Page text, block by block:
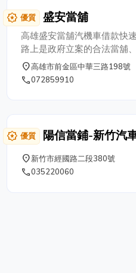
當鋪免留車、免保人也可申
助您輕鬆解決資金問題。我
保障客戶隱私，打造值得信
award_star 優質 盛安當舖
高雄盛安當舖汽機車借款快
路上是政府立案的合法當舖
薦。提供專業的前金區汽車
土地二胎貸款、他行轉貸降
周轉免留車、個人貸款、軍
名牌錶借錢、黃金買賣、鑽
借，高雄盛安當舖汽機車借
借貸週轉方
place高雄市前金區中華三路198號
phone072859910
award_star 優質 陽信當鋪-新竹汽
place新竹市經國路二段380號
phone035220060